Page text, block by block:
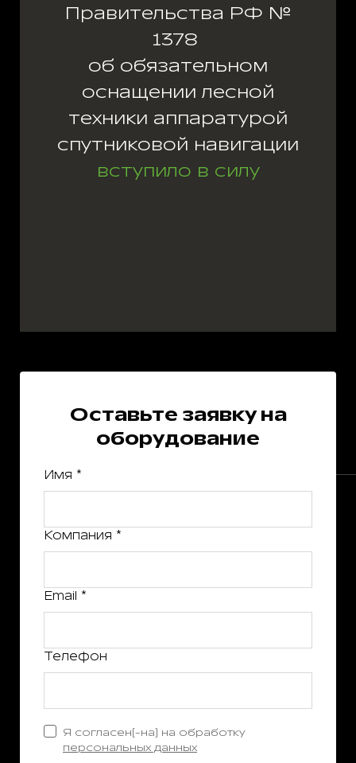
Правительства РФ №
1378
об обязательном
оснащении лесной
техники аппаратурой
спутниковой навигации
вступило в силу
Оставьте заявку на
оборудование
Имя *
Компания *
Email *
Телефон
Я согласен(-на) на обработку
персональных данных